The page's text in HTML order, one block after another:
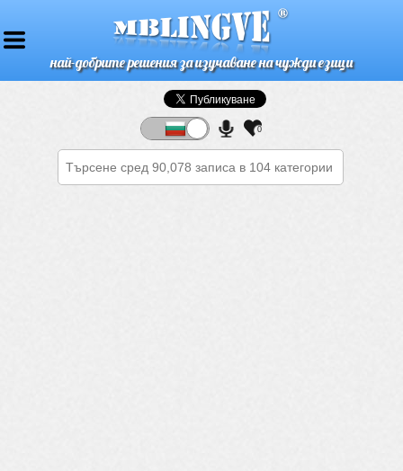
най-добрите решения за изучаване на чужди езици
0